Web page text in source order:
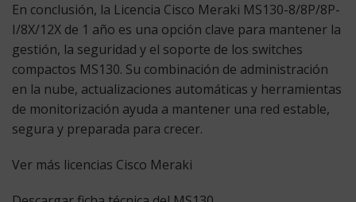
En conclusión, la Licencia Cisco Meraki MS130-8/8P/8P-
I/8X/12X de 1 año es una opción clave para mantener la
gestión, la seguridad y el soporte de los switches
compactos MS130. Su combinación de administración
en la nube, actualizaciones automáticas y herramientas
de monitorización ayuda a mantener una red estable,
segura y preparada para crecer.
Ver más licencias Cisco Meraki